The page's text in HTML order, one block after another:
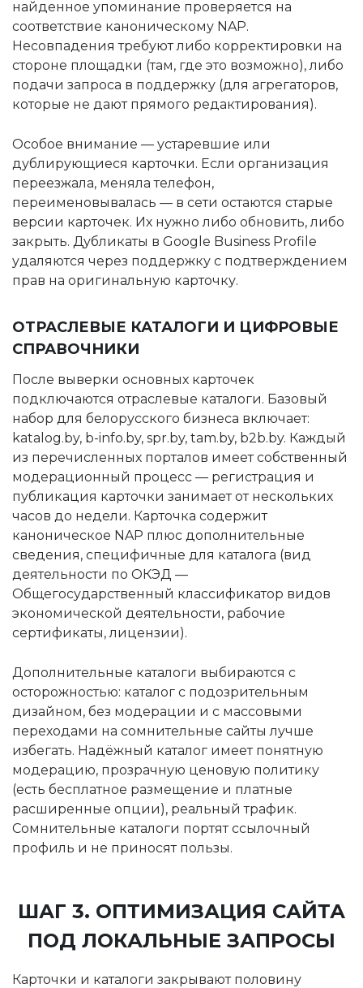
найденное упоминание проверяется на
соответствие каноническому NAP.
Несовпадения требуют либо корректировки на
стороне площадки (там, где это возможно), либо
подачи запроса в поддержку (для агрегаторов,
которые не дают прямого редактирования).
Особое внимание — устаревшие или
дублирующиеся карточки. Если организация
переезжала, меняла телефон,
переименовывалась — в сети остаются старые
версии карточек. Их нужно либо обновить, либо
закрыть. Дубликаты в Google Business Profile
удаляются через поддержку с подтверждением
прав на оригинальную карточку.
ОТРАСЛЕВЫЕ КАТАЛОГИ И ЦИФРОВЫЕ
СПРАВОЧНИКИ
После выверки основных карточек
подключаются отраслевые каталоги. Базовый
набор для белорусского бизнеса включает:
katalog.by, b-info.by, spr.by, tam.by, b2b.by. Каждый
из перечисленных порталов имеет собственный
модерационный процесс — регистрация и
публикация карточки занимает от нескольких
часов до недели. Карточка содержит
каноническое NAP плюс дополнительные
сведения, специфичные для каталога (вид
деятельности по ОКЭД —
Общегосударственный классификатор видов
экономической деятельности, рабочие
сертификаты, лицензии).
Дополнительные каталоги выбираются с
осторожностью: каталог с подозрительным
дизайном, без модерации и с массовыми
переходами на сомнительные сайты лучше
избегать. Надёжный каталог имеет понятную
модерацию, прозрачную ценовую политику
(есть бесплатное размещение и платные
расширенные опции), реальный трафик.
Сомнительные каталоги портят ссылочный
профиль и не приносят пользы.
ШАГ 3. ОПТИМИЗАЦИЯ САЙТА
ПОД ЛОКАЛЬНЫЕ ЗАПРОСЫ
Карточки и каталоги закрывают половину